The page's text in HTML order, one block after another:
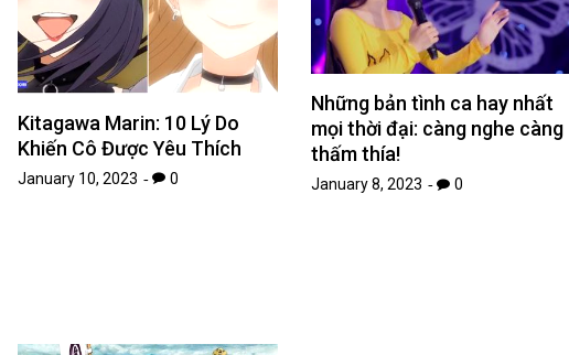
Kitagawa Marin: 10 Lý Do
Khiến Cô Được Yêu Thích
January 10, 2023 0
Những bản tình ca hay nhất
mọi thời đại: càng nghe càng
thấm thía!
January 8, 2023 0